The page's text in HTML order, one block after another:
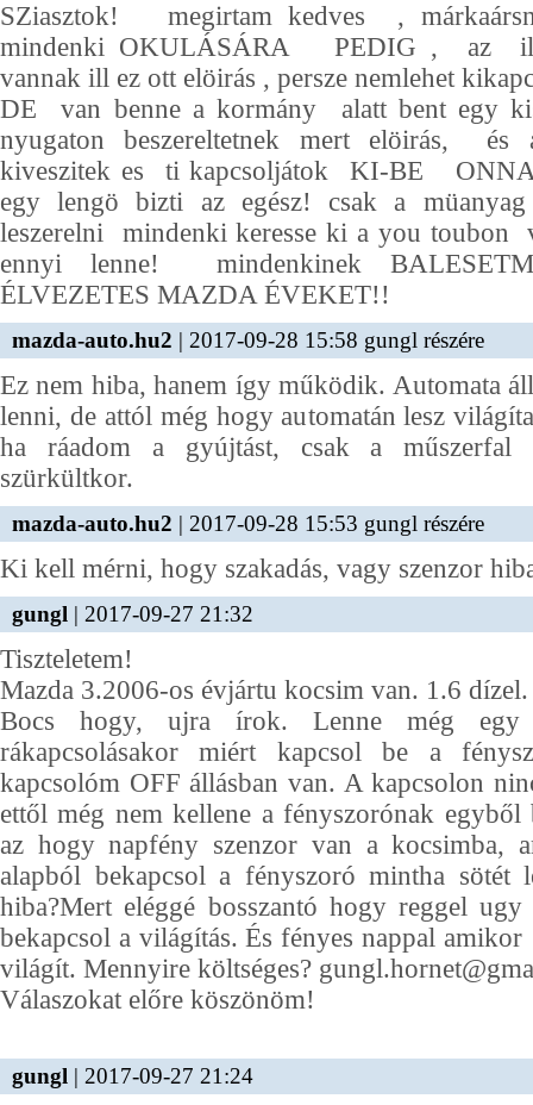
SZiasztok! megirtam kedves ,
mindenki OKULÁSÁRA PEDIG , az
vannak ill ez ott elöirás , persze nemlehet
DE van benne a kormány alatt bent egy
nyugaton beszereltetnek mert elöirás, és
kiveszitek es ti kapcsoljátok KI-BE
egy lengö bizti az egész! csak a
leszerelni mindenki keresse ki a you toubon
ennyi lenne! mindenkinek
ÉLVEZETES MAZDA ÉVEKET!!
mazda-auto.hu2 | 2017-09-28 15:58 gungl részére
Ez nem hiba, hanem így működik. Automata
lenni, de attól még hogy automatán lesz
ha ráadom a gyújtást, csak a műszerfal
szürkültkor.
mazda-auto.hu2 | 2017-09-28 15:53 gungl részére
Ki kell mérni, hogy szakadás, vagy szenzor
gungl | 2017-09-27 21:32
Tiszteletem!
Mazda 3.2006-os évjártu kocsim van. 1.6 dízel.
Bocs hogy, ujra írok. Lenne még egy
rákapcsolásakor miért kapcsol be a
kapcsolóm OFF állásban van. A kapcsolon
ettől még nem kellene a fényszorónak
az hogy napfény szenzor van a kocsimba,
alapból bekapcsol a fényszoró mintha sötét
hiba?Mert eléggé bosszantó hogy reggel
bekapcsol a világítás. És fényes nappal
világít. Mennyire költséges?
Válaszokat előre köszönöm!
gungl | 2017-09-27 21:24